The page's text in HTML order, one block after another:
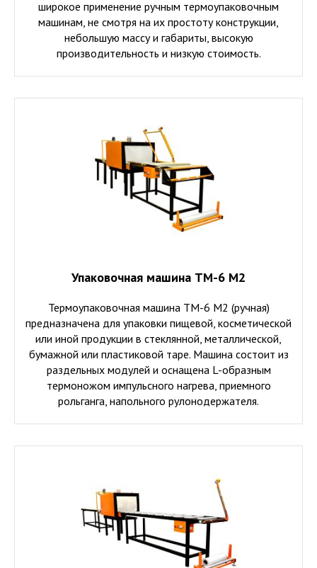
широкое применение ручным термоупаковочным
машинам, не смотря на их простоту конструкции,
небольшую массу и габариты, высокую
производительность и низкую стоимость.
Упаковочная машина ТМ-6 М2
Термоупаковочная машина ТМ-6 М2 (ручная)
предназначена для упаковки пищевой, косметической
или иной продукции в стеклянной, металлической,
бумажной или пластиковой таре. Машина состоит из
раздельных модулей и оснащена L-образным
термоножом импульсного нагрева, приемного
рольганга, напольного рулонодержателя.